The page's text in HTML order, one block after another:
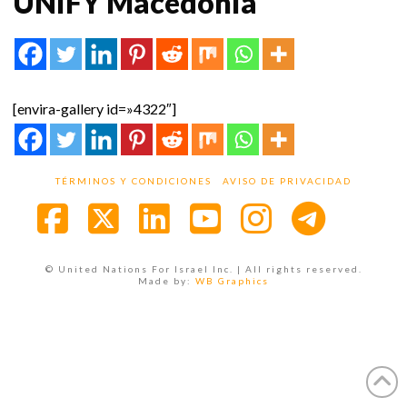
[envira-gallery id=»4322″]
TÉRMINOS Y CONDICIONES AVISO DE PRIVACIDAD
© United Nations For Israel Inc. | All rights reserved.
Made by: WB Graphics